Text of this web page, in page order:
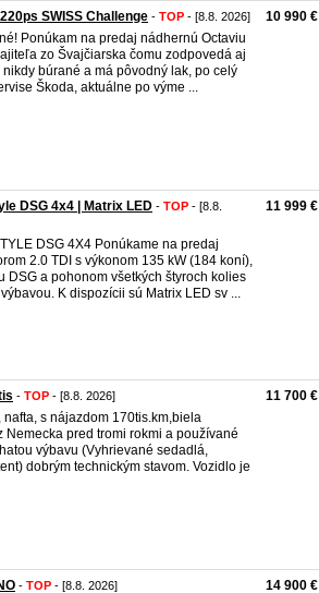
SWISS Challenge - TOP - [8.8. 2026]
Ponúkam na predaj nádhernú Octaviu
zo Švajčiarska čomu zodpovedá aj
búrané a má pôvodný lak, po celý
Škoda, aktuálne po výme ...
10 990 €
DSG 4x4 | Matrix LED - TOP - [8.8.
DSG 4X4 Ponúkame na predaj
2.0 TDI s výkonom 135 kW (184 koní),
a pohonom všetkých štyroch kolies
K dispozícii sú Matrix LED sv ...
11 999 €
- TOP - [8.8. 2026]
nafta, s nájazdom 170tis.km,biela
pred tromi rokmi a používané
výbavu (Vyhrievané sedadlá,
dobrým technickým stavom. Vozidlo je
11 700 €
- TOP - [8.8. 2026] 14 900 €